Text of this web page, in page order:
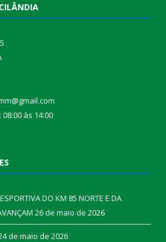
às 14:00
DO KM 85 NORTE E DA
26 de maio de 2026
de maio de 2026